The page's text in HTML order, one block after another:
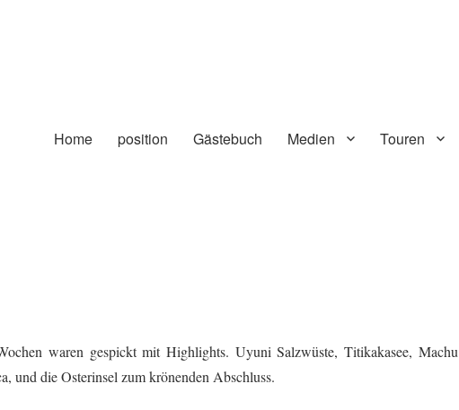
Home position Gästebuch Medien Touren
waren gespickt mit Highlights. Uyuni Salzwüste, Titikakasee, Machu
und die Osterinsel zum krönenden Abschluss.